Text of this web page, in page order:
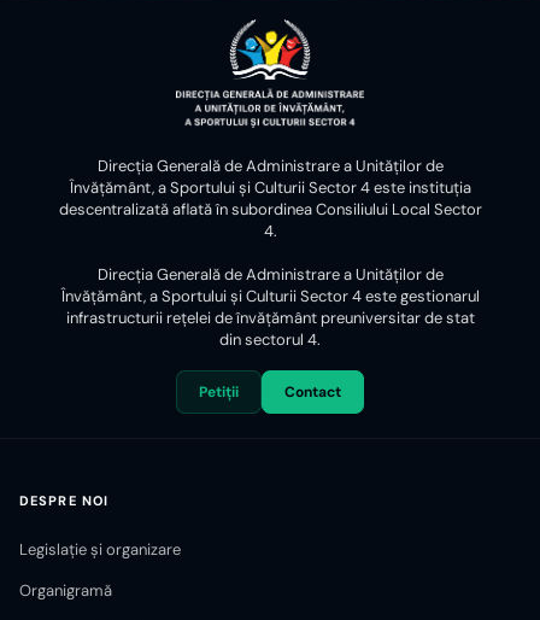
Direcția Generală de Administrare a Unităților de
Învățământ, a Sportului și Culturii Sector 4 este instituția
descentralizată aflată în subordinea Consiliului Local Sector
4.
Direcția Generală de Administrare a Unităților de
Învățământ, a Sportului și Culturii Sector 4 este gestionarul
infrastructurii reţelei de învăţământ preuniversitar de stat
din sectorul 4.
Petiții Contact
DESPRE NOI
Legislație și organizare
Organigramă